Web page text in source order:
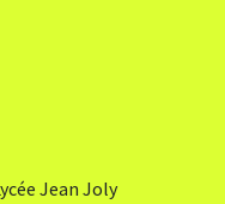
Jean Joly